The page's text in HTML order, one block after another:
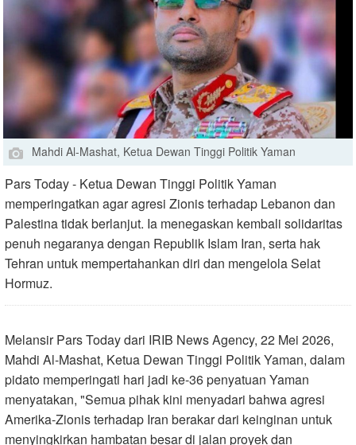
Mahdi Al-Mashat, Ketua Dewan Tinggi Politik Yaman
Pars Today - Ketua Dewan Tinggi Politik Yaman
memperingatkan agar agresi Zionis terhadap Lebanon dan
Palestina tidak berlanjut. Ia menegaskan kembali solidaritas
penuh negaranya dengan Republik Islam Iran, serta hak
Tehran untuk mempertahankan diri dan mengelola Selat
Hormuz.
Melansir Pars Today dari IRIB News Agency, 22 Mei 2026,
Mahdi Al-Mashat, Ketua Dewan Tinggi Politik Yaman, dalam
pidato memperingati hari jadi ke-36 penyatuan Yaman
menyatakan, "Semua pihak kini menyadari bahwa agresi
Amerika-Zionis terhadap Iran berakar dari keinginan untuk
menyingkirkan hambatan besar di jalan proyek dan